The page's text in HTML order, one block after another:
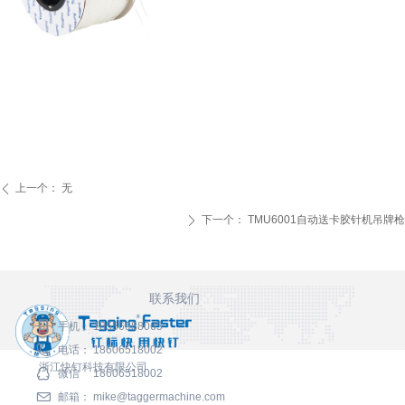
ꄴ 上一个： 无
ꄲ 下一个： TMU6001自动送卡胶针机吊牌枪
联系我们
手机： 18556988065
电话： 18606518002
微信
18606518002
邮箱： mike@taggermachine.com
浙江快钉科技有限公司